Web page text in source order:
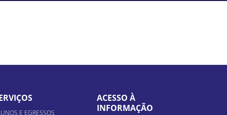
E EGRESSOS
ACESSO À
INFORMAÇÃO